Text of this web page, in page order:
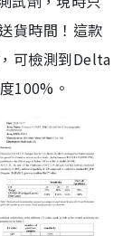
貨時間！這款
可檢測到Delta
100%。